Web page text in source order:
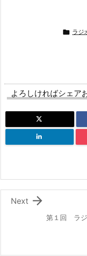
 ラジ
よろしければシェア
第１回 ラジ

Next